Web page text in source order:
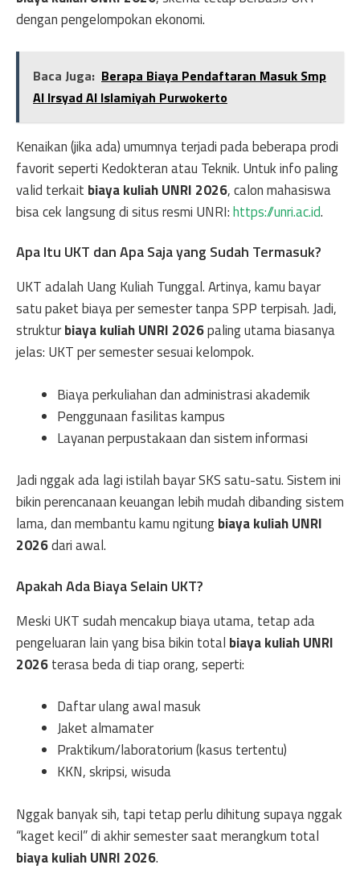
dengan pengelompokan ekonomi.
Baca Juga: Berapa Biaya Pendaftaran Masuk Smp
Al Irsyad Al Islamiyah Purwokerto
Kenaikan (jika ada) umumnya terjadi pada beberapa prodi
favorit seperti Kedokteran atau Teknik. Untuk info paling
valid terkait biaya kuliah UNRI 2026, calon mahasiswa
bisa cek langsung di situs resmi UNRI:https://unri.ac.id.
Apa Itu UKT dan Apa Saja yang Sudah Termasuk?
UKT adalah Uang Kuliah Tunggal. Artinya, kamu bayar
satu paket biaya per semester tanpa SPP terpisah. Jadi,
strukturbiaya kuliah UNRI 2026paling utama biasanya
jelas: UKT per semester sesuai kelompok.
Biaya perkuliahan dan administrasi akademik
Penggunaan fasilitas kampus
Layanan perpustakaan dan sistem informasi
Jadi nggak ada lagi istilah bayar SKS satu-satu. Sistem ini
bikin perencanaan keuangan lebih mudah dibanding sistem
lama, dan membantu kamu ngitungbiaya kuliah UNRI
2026dari awal.
Apakah Ada Biaya Selain UKT?
Meski UKT sudah mencakup biaya utama, tetap ada
pengeluaran lain yang bisa bikin total biaya kuliah UNRI
2026terasa beda di tiap orang, seperti:
Daftar ulang awal masuk
Jaket almamater
Praktikum/laboratorium (kasus tertentu)
KKN, skripsi, wisuda
Nggak banyak sih, tapi tetap perlu dihitung supaya nggak
“kaget kecil” di akhir semester saat merangkum total
biaya kuliah UNRI 2026.